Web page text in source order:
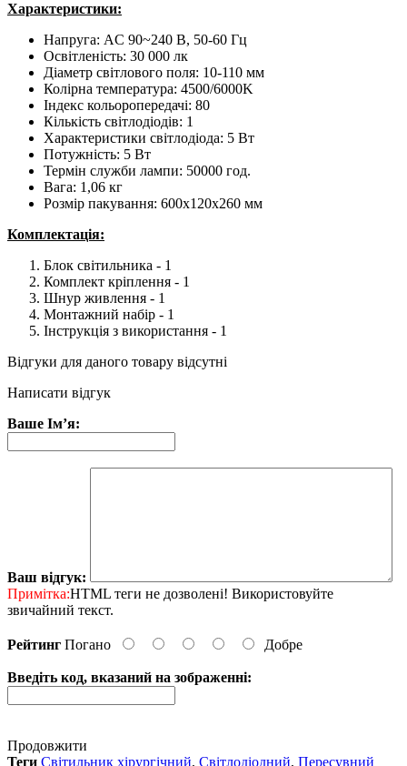
Характеристики:
Напруга: AC 90~240 В, 50-60 Гц
Освітленість: 30 000 лк
Діаметр світлового поля: 10-110 мм
Колірна температура: 4500/6000K
Індекс кольоропередачі: 80
Кількість світлодіодів: 1
Характеристики світлодіода: 5 Вт
Потужність: 5 Вт
Термін служби лампи: 50000 год.
Вага: 1,06 кг
Розмір пакування: 600х120х260 мм
Комплектація:
Блок світильника - 1
Комплект кріплення - 1
Шнур живлення - 1
Монтажний набір - 1
Інструкція з використання - 1
Відгуки для даного товару відсутні
Написати відгук
Ваше Ім’я:
Ваш відгук:
Примітка:HTML теги не дозволені! Використовуйте
звичайний текст.
Рейтинг Погано Добре
Введіть код, вказаний на зображенні:
Продовжити
Теги Світильник хірургічний, Світлодіодний, Пересувний